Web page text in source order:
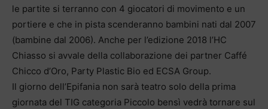
le partite si terranno con 4 giocatori di movimento e un
portiere e che in pista scenderanno bambini nati dal 2007
(bambine dal 2006). Anche per l’edizione 2018 l’HC
Chiasso si avvale della collaborazione dei partner Caffé
Chicco d’Oro, Party Plastic Bio ed ECSA Group.
Il giorno dell’Epifania non sarà teatro solo della prima
giornata del TIG categoria Piccolo bensì vedrà tornare sul